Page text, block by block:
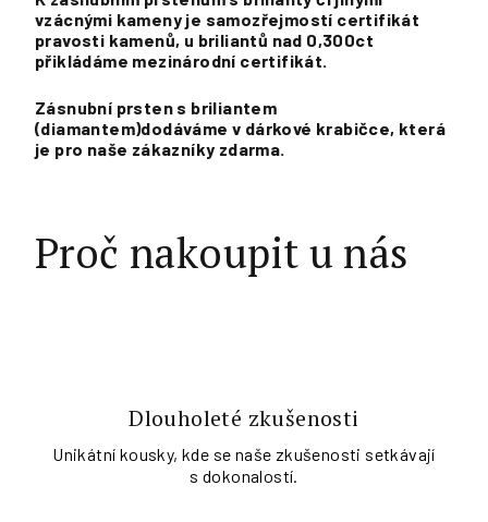
vzácnými kameny je samozřejmostí certifikát
pravosti kamenů, u briliantů nad 0,300ct
přikládáme mezinárodní certifikát.
Zásnubní prsten s briliantem
(diamantem)dodáváme v dárkové krabičce, která
je pro naše zákazníky zdarma.
Proč nakoupit u nás
Dlouholeté zkušenosti
Unikátní kousky, kde se naše zkušenosti setkávají
s dokonalostí.